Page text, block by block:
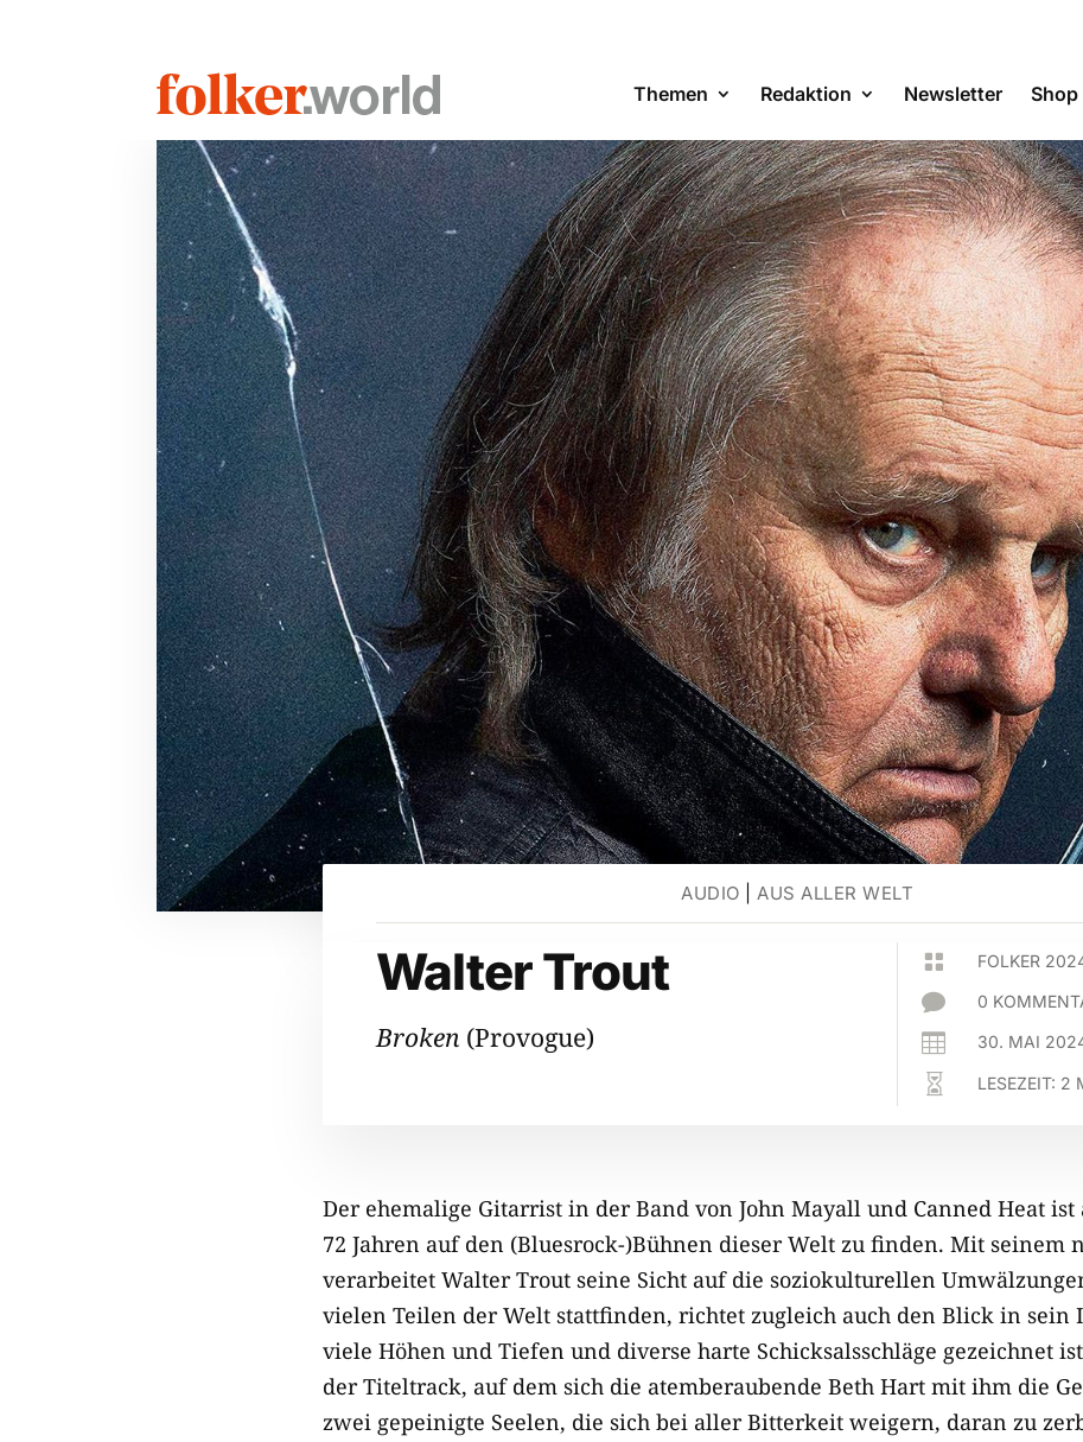
Themen Redaktion Newsletter Shop
AUDIO AUS ALLER WELT
Walter Trout
Broken (Provogue)
 FOLKER
 0
 30. MAI
 LESEZEIT: 2
Der ehemalige Gitarrist in der Band von John Mayall und Canned Heat
72 Jahren auf den (Bluesrock-)Bühnen dieser Welt zu finden. Mit seinem
verarbeitet Walter Trout seine Sicht auf die soziokulturellen
vielen Teilen der Welt stattfinden, richtet zugleich auch den Blick in sein
viele Höhen und Tiefen und diverse harte Schicksalsschläge gezeichnet
der Titeltrack, auf dem sich die atemberaubende Beth Hart mit ihm die
zwei gepeinigte Seelen, die sich bei aller Bitterkeit weigern, daran zu